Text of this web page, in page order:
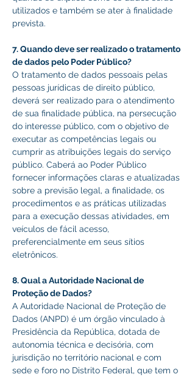
utilizados e também se ater à finalidade
prevista.
7. Quando deve ser realizado o tratamento
de dados pelo Poder Público?
O tratamento de dados pessoais pelas
pessoas jurídicas de direito público,
deverá ser realizado para o atendimento
de sua finalidade pública, na persecução
do interesse público, com o objetivo de
executar as competências legais ou
cumprir as atribuições legais do serviço
público. Caberá ao Poder Público
fornecer informações claras e atualizadas
sobre a previsão legal, a finalidade, os
procedimentos e as práticas utilizadas
para a execução dessas atividades, em
veículos de fácil acesso,
preferencialmente em seus sítios
eletrônicos.
8. Qual a Autoridade Nacional de
Proteção de Dados?
A Autoridade Nacional de Proteção de
Dados (ANPD) é um órgão vinculado à
Presidência da República, dotada de
autonomia técnica e decisória, com
jurisdição no território nacional e com
sede e foro no Distrito Federal, que tem o